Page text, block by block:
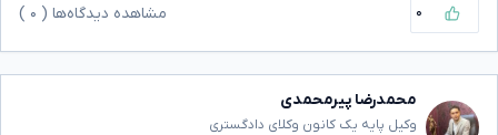
۰ مشاهده دیدگاه‌ها ( ۰
محمدرضا پیرمحمدی
وکیل پایه یک کانون وکلای دادگستری